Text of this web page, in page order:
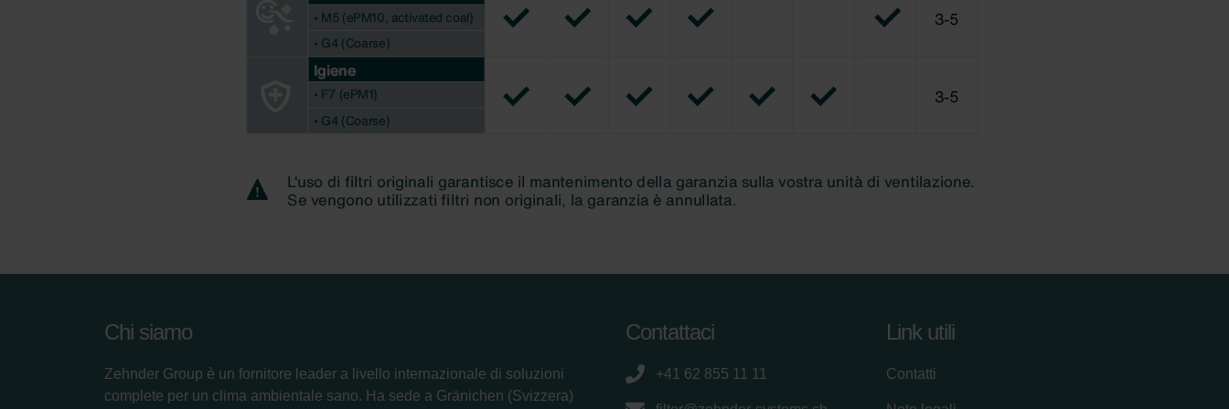
Chi siamo
Zehnder Group è un fornitore leader a livello internazionale di soluzioni
complete per un clima ambientale sano. Ha sede a Gränichen (Svizzera)
Contattaci
+41 62 855 11 11
Link utili
Contatti